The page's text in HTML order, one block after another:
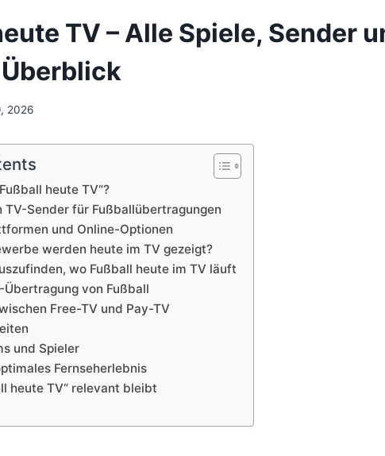
TV – Alle Spiele, Sender
2026
heute TV“?
TV-Sender für Fußballübertragungen
und Online-Optionen
werden heute im TV gezeigt?
wo Fußball heute im TV läuft
von Fußball
Free-TV und Pay-TV
und Spieler
Fernseherlebnis
heute TV“ relevant bleibt